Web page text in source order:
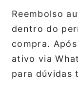
Reembolso
dentro do
compra.
ativo via
para dúvidas